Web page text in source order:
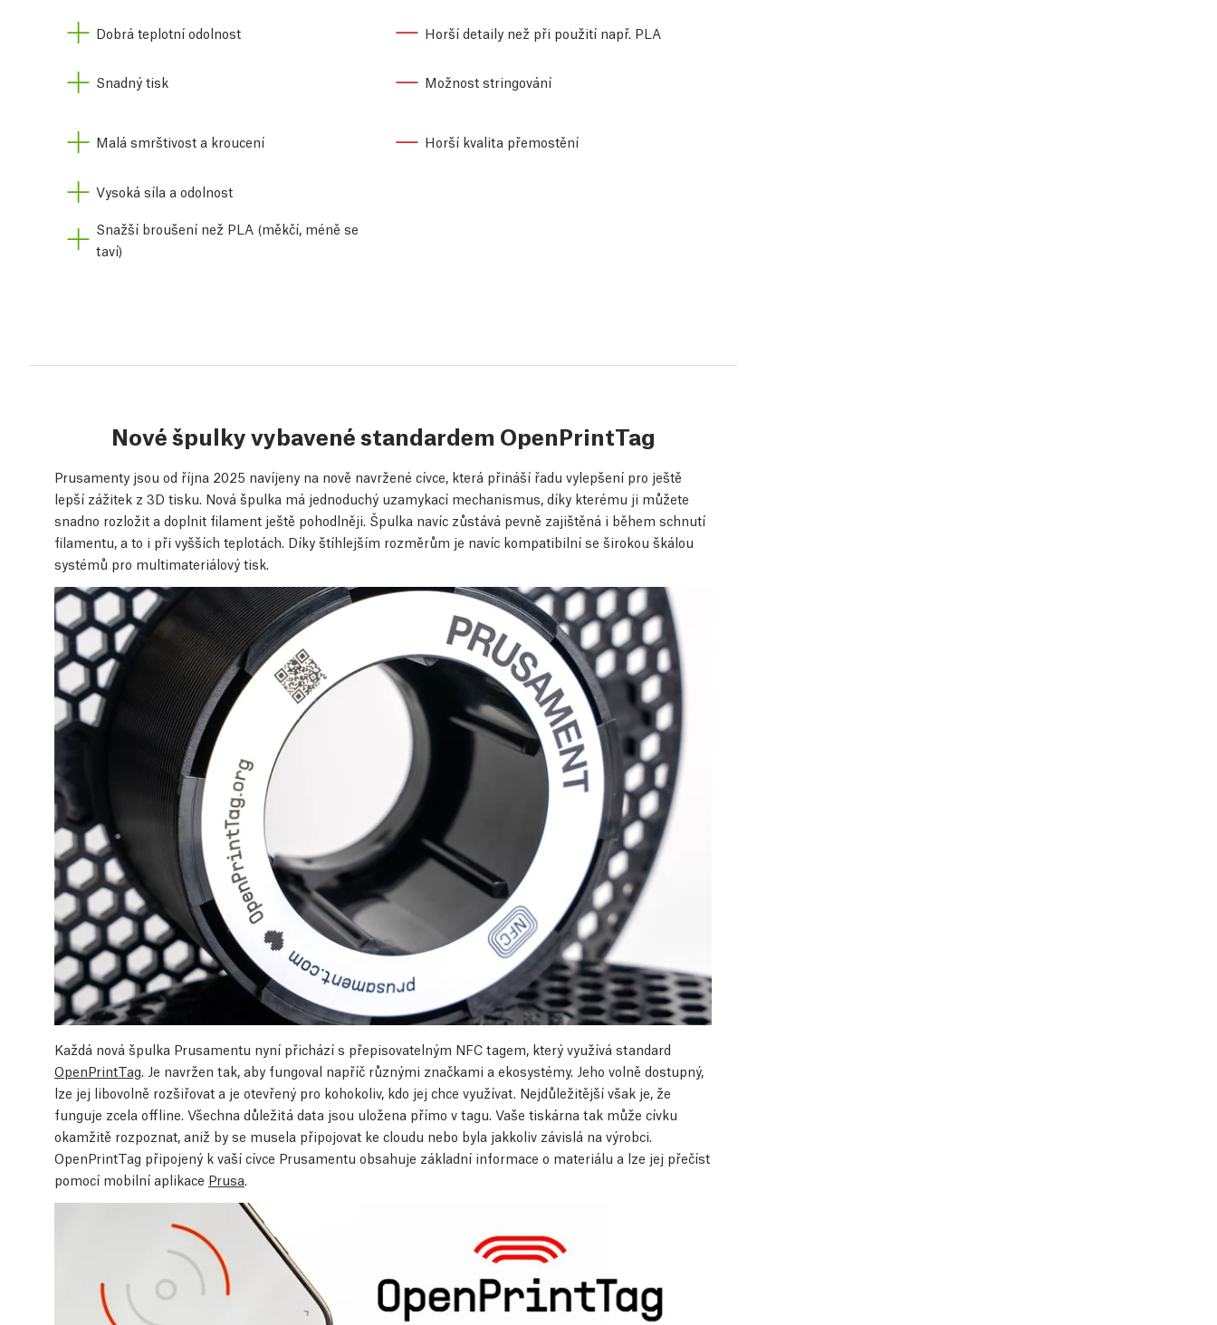
Dobrá teplotní odolnost
Snadný tisk
Malá smrštivost a kroucení
Vysoká síla a odolnost
Snažší broušení než PLA (měkčí, méně se
taví)
Horší detaily než při použití např. PLA
Možnost stringování
Horší kvalita přemostění
Nové špulky vybavené standardem OpenPrintTag
Prusamenty jsou od října 2025 navíjeny na nově navržené cívce, která přináší řadu vylepšení pro ještě
lepší zážitek z 3D tisku. Nová špulka má jednoduchý uzamykací mechanismus, díky kterému ji můžete
snadno rozložit a doplnit filament ještě pohodlněji. Špulka navíc zůstává pevně zajištěná i během schnutí
filamentu, a to i při vyšších teplotách. Díky štíhlejším rozměrům je navíc kompatibilní se širokou škálou
systémů pro multimateriálový tisk.
Každá nová špulka Prusamentu nyní přichází s přepisovatelným NFC tagem, který využívá standard
OpenPrintTag . Je navržen tak, aby fungoval napříč různými značkami a ekosystémy. Jeho volně dostupný,
lze jej libovolně rozšiřovat a je otevřený pro kohokoliv, kdo jej chce využívat. Nejdůležitější však je, že
funguje zcela offline. Všechna důležitá data jsou uložena přímo v tagu. Vaše tiskárna tak může cívku
okamžitě rozpoznat, aniž by se musela připojovat ke cloudu nebo byla jakkoliv závislá na výrobci.
OpenPrintTag připojený k vaší cívce Prusamentu obsahuje základní informace o materiálu a lze jej přečíst
pomocí mobilní aplikace Prusa